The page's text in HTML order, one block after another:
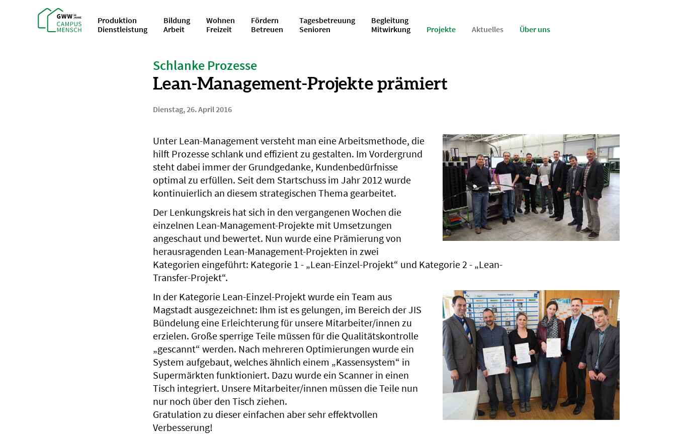
Produktion
Dienstleistung
Bildung
Arbeit
Wohnen
Freizeit
Fördern
Betreuen
Tagesbetreuung
Senioren
Begleitung
Mitwirkung
Projekte Aktuelles Über uns
Schlanke Prozesse
Lean-Management-Projekte prämiert
Dienstag, 26. April 2016
Unter Lean-Management versteht man eine Arbeitsmethode, die
hilft Prozesse schlank und effizient zu gestalten. Im Vordergrund
steht dabei immer der Grundgedanke, Kundenbedürfnisse
optimal zu erfüllen. Seit dem Startschuss im Jahr 2012 wurde
kontinuierlich an diesem strategischen Thema gearbeitet.
Der Lenkungskreis hat sich in den vergangenen Wochen die
einzelnen Lean-Management-Projekte mit Umsetzungen
angeschaut und bewertet. Nun wurde eine Prämierung von
herausragenden Lean-Management-Projekten in zwei
Kategorien eingeführt: Kategorie 1 - „Lean-Einzel-Projekt“ und Kategorie 2 - „Lean-
Transfer-Projekt“.
In der Kategorie Lean-Einzel-Projekt wurde ein Team aus
Magstadt ausgezeichnet: Ihm ist es gelungen, im Bereich der JIS
Bündelung eine Erleichterung für unsere Mitarbeiter/innen zu
erzielen. Große sperrige Teile müssen für die Qualitätskontrolle
„gescannt“ werden. Nach mehreren Optimierungen wurde ein
System aufgebaut, welches ähnlich einem „Kassensystem“ in
Supermärkten funktioniert. Dazu wurde ein Scanner in einen
Tisch integriert. Unsere Mitarbeiter/innen müssen die Teile nun
nur noch über den Tisch ziehen.
Gratulation zu dieser einfachen aber sehr effektvollen
Verbesserung!